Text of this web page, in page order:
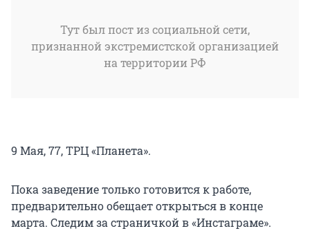
Тут был пост из социальной сети,
признанной экстремистской организацией
на территории РФ
9 Мая, 77, ТРЦ «Планета».
Пока заведение только готовится к работе,
предварительно обещает открыться в конце
марта. Следим за страничкой в «Инстаграме».